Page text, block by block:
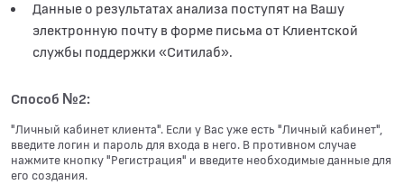
Данные о результатах анализа поступят на Вашу
электронную почту в форме письма от Клиентской
службы поддержки «Ситилаб».
Способ №2:
"Личный кабинет клиента". Если у Вас уже есть "Личный кабинет",
введите логин и пароль для входа в него. В противном случае
нажмите кнопку "Регистрация" и введите необходимые данные для
его создания.